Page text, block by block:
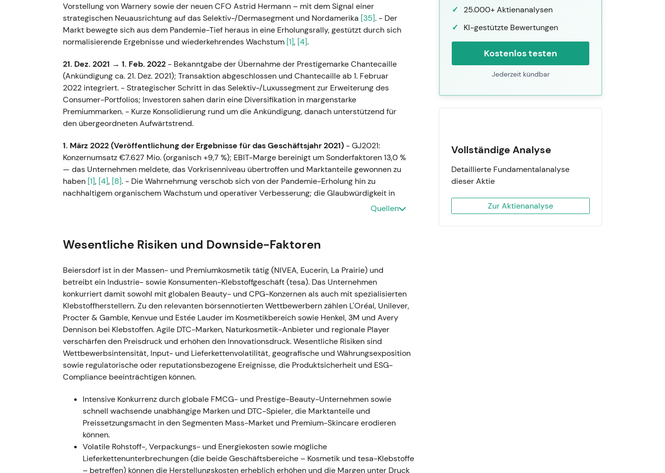
Vorstellung von Warnery sowie der neuen CFO Astrid Hermann – mit dem Signal einer
strategischen Neuausrichtung auf das Selektiv-/Dermasegment und Nordamerika [35]. - Der
Markt bewegte sich aus dem Pandemie-Tief heraus in eine Erholungsrally, gestützt durch sich
normalisierende Ergebnisse und wiederkehrendes Wachstum [1], [4].
21. Dez. 2021 → 1. Feb. 2022 - Bekanntgabe der Übernahme der Prestigemarke Chantecaille
(Ankündigung ca. 21. Dez. 2021); Transaktion abgeschlossen und Chantecaille ab 1. Februar
2022 integriert. - Strategischer Schritt in das Selektiv-/Luxussegment zur Erweiterung des
Consumer-Portfolios; Investoren sahen darin eine Diversifikation in margenstarke
Premiummarken. - Kurze Konsolidierung rund um die Ankündigung, danach unterstützend für
den übergeordneten Aufwärtstrend.
1. März 2022 (Veröffentlichung der Ergebnisse für das Geschäftsjahr 2021) - GJ2021:
Konzernumsatz €7.627 Mio. (organisch +9,7 %); EBIT-Marge bereinigt um Sonderfaktoren 13,0 %
— das Unternehmen meldete, das Vorkrisenniveau übertroffen und Marktanteile gewonnen zu
haben [1], [4], [8]. - Die Wahrnehmung verschob sich von der Pandemie-Erholung hin zu
nachhaltigem organischem Wachstum und operativer Verbesserung; die Glaubwürdigkeit in
der Umsetzung stieg. - Rally und etablierter Aufwärtstrend als Bestätigung der Erholung.
Spezialist) zur Stärkung der Kompetenz im Bereich Akne/Mikrobiom; Kaufpreis nicht
veröffentlicht; S-Biomedic wird als eigenständiger Teil des Mikrobiom-Programms geführt. -
Kompetenz für höherwertige Dermaangebote, kein unmittelbarer Umsatzhebel. - Bestätigende
Entwicklung für den strukturellen Aufwärtstrend (fundamentale Unterstützung).
1. März 2023 (Veröffentlichung der Ergebnisse für das Geschäftsjahr 2022)- GJ2022:
Konzernumsatz €8.799 Mio. (organisch +10,2 %); bereinigtes EBIT verbessert; breites
Markenwachstum (NIVEA, Derma, tesa)[13],[15],[18]. - Das Unternehmen bezeichnete das Jahr
als eine der besten Leistungen der jüngeren Unternehmensgeschichte; Investoren begannen,
Beiersdorf als schneller wachsenden, qualitativ hochwertigen Consumer-Compounder neu zu
bewerten[15]. - Ausbruch nach oben / starker Aufwärtstrend auf Basis beschleunigten
Umsatzwachstums und verbesserter Margen.
Q1 2023 (Anfang 2023)- Starkes organisches Umsatzwachstum im ersten Quartal 2023
gemeldet; Umsatzprognose für 2023 angehoben (Ad-hoc-Meldung). - Bestätigung der
Dynamik; die Markterwartungen verschoben sich von der Erholung hin zu nachhaltigem
zweistelligem organischem Wachstum. - Fortsetzung der Rally und Aufwärtstrend mit erhöhter
Dynamik durch 2023.
Quellen
Wesentliche Risiken und Downside-Faktoren
Beiersdorf ist in der Massen- und Premiumkosmetik tätig (NIVEA, Eucerin, La Prairie) und
betreibt ein Industrie- sowie Konsumenten-Klebstoffgeschäft (tesa). Das Unternehmen
konkurriert damit sowohl mit globalen Beauty- und CPG-Konzernen als auch mit spezialisierten
Klebstoffherstellern. Zu den relevanten börsennotierten Wettbewerbern zählen L'Oréal, Unilever,
Procter & Gamble, Kenvue und Estée Lauder im Kosmetikbereich sowie Henkel, 3M und Avery
Dennison bei Klebstoffen. Agile DTC-Marken, Naturkosmetik-Anbieter und regionale Player
verschärfen den Preisdruck und erhöhen den Innovationsdruck. Wesentliche Risiken sind
Wettbewerbsintensität, Input- und Lieferkettenvolatilität, geografische und Währungsexposition
sowie regulatorische oder reputationsbezogene Ereignisse, die Produktsicherheit und ESG-
Compliance beeinträchtigen können.
Intensive Konkurrenz durch globale FMCG- und Prestige-Beauty-Unternehmen sowie
schnell wachsende unabhängige Marken und DTC-Spieler, die Marktanteile und
Preissetzungsmacht in den Segmenten Mass-Market und Premium-Skincare erodieren
können.
Volatile Rohstoff-, Verpackungs- und Energiekosten sowie mögliche
Lieferkettenunterbrechungen (die beide Geschäftsbereiche – Kosmetik und tesa-Klebstoffe
– betreffen) können die Herstellungskosten erheblich erhöhen und die Margen unter Druck
25.000+ Aktienanalysen
KI-gestützte Bewertungen
Kostenlos testen
Jederzeit kündbar
Vollständige Analyse
Detaillierte Fundamentalanalyse
dieser Aktie
Zur Aktienanalyse